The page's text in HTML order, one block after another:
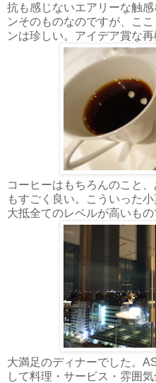
抗も感じないエアリーな触
ンそのものなのですが、こ
ンは珍しい。アイデア賞な再
コーヒーはもちろんのこと
もすごく良い。こういった
大抵全てのレベルが高いもの
大満足のディナーでした。
して料理・サービス・雰囲